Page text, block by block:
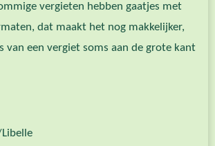
vergieten hebben gaatjes met
dat maakt het nog makkelijker,
van een vergiet soms aan de grote kant